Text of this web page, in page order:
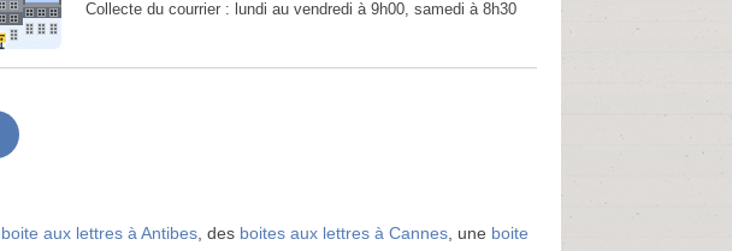
Collecte du courrier : lundi au vendredi à 9h00, samedi à 8h30
boite aux lettres à Antibes , des boites aux lettres à Cannes , une boite